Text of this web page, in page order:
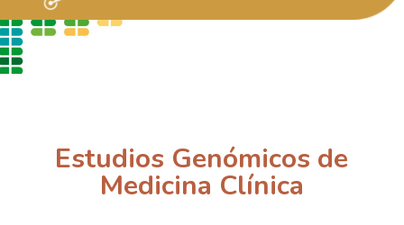
Estudios Genómicos de
Medicina Clínica